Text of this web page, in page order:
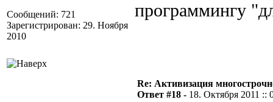
Сообщений: 721
Зарегистрирован: 29. Ноября
2010
программингу
Re: Активизация
Ответ #18 - 18. Октября 2011 ::